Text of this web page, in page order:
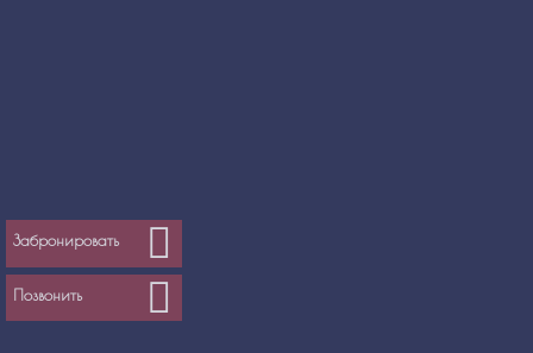
Забронировать
Позвонить